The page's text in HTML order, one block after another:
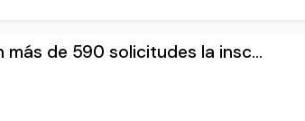
más de 590 solicitudes la insc...